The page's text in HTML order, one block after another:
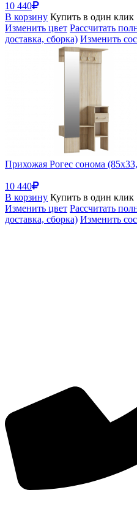
10 440
В корзину Купить в один клик
Изменить цвет Рассчитать
доставка, сборка) Изменить
Прихожая Рогес сонома
10 440
В корзину Купить в один клик
Изменить цвет Рассчитать
доставка, сборка) Изменить